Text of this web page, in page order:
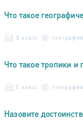
Что такое
5 класс география
Что такое тропики
5 класс география
Назовите